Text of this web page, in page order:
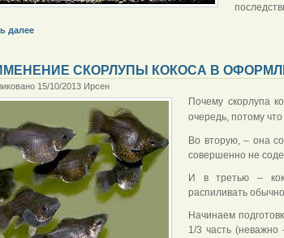
далее
СКОРЛУПЫ КОКОСА В
15/10/2013 Ирсен
Почему скорлупа
очередь, потому
Во вторую, – она
совершенно не
И в третью –
распиливать
Начинаем
1/3 часть (неважно